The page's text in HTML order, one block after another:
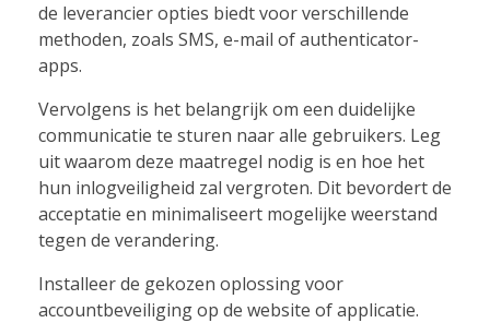
de leverancier opties biedt voor verschillende
methoden, zoals SMS, e-mail of authenticator-
apps.
Vervolgens is het belangrijk om een duidelijke
communicatie te sturen naar alle gebruikers. Leg
uit waarom deze maatregel nodig is en hoe het
hun inlogveiligheid zal vergroten. Dit bevordert de
acceptatie en minimaliseert mogelijke weerstand
tegen de verandering.
Installeer de gekozen oplossing voor
accountbeveiliging op de website of applicatie.